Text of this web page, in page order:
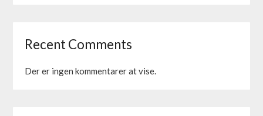
Recent Comments
Der er ingen kommentarer at vise.